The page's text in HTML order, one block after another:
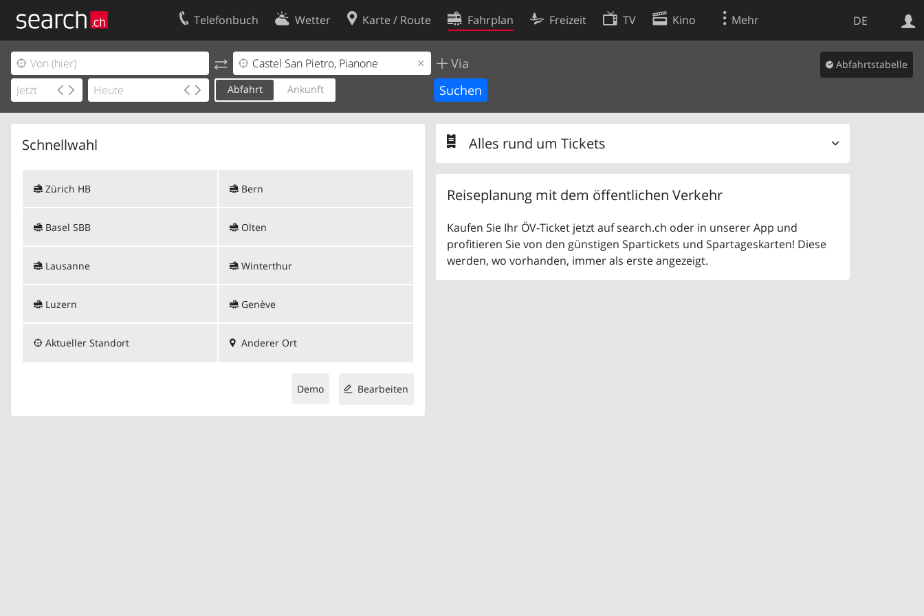
DE
Telefonbuch Wetter Karte / Route Fahrplan Freizeit TV Kino Mehr
Via
Abfahrt Ankunft
Abfahrtstabelle
Schnellwahl
Zürich HB
Basel SBB
Lausanne
Luzern
Bern
Olten
Winterthur
Genève
Aktueller Standort Anderer Ort
Bearbeiten
Demo
Alles rund um Tickets
Reiseplanung mit dem öffentlichen Verkehr
Kaufen Sie Ihr ÖV-Ticket jetzt auf search.ch oder in unserer App und
profitieren Sie von den günstigen Spartickets und Spartageskarten! Diese
werden, wo vorhanden, immer als erste angezeigt.
Ihr Eintrag
Kundencenter Geschäftskunden
Kontakt
Nutzungsbedingungen
Cookie-Einstellungen